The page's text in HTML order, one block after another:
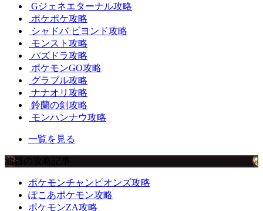
Gジェネエターナル攻略
ポケポケ攻略
シャドバ ビヨンド攻略
モンスト攻略
パズドラ攻略
ポケモンGO攻略
グラブル攻略
ナナオリ攻略
鈴蘭の剣攻略
モンハンナウ攻略
一覧を見る
注目の攻略記事
ポケモンチャンピオンズ攻略
ぽこあポケモン攻略
ポケモンZA攻略